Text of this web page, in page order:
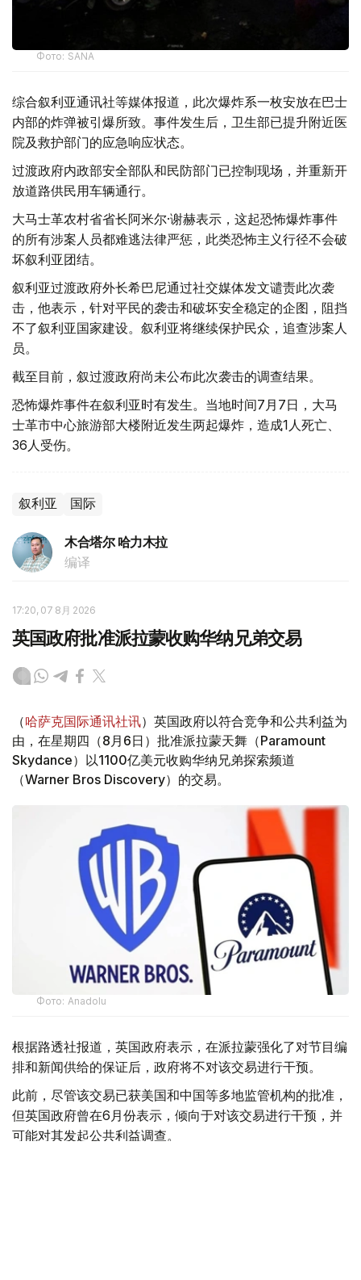
Фото: SANA
综合叙利亚通讯社等媒体报道，此次爆炸系一枚安放在巴士
内部的炸弹被引爆所致。事件发生后，卫生部已提升附近医
院及救护部门的应急响应状态。
过渡政府内政部安全部队和民防部门已控制现场，并重新开
放道路供民用车辆通行。
大马士革农村省省长阿米尔·谢赫表示，这起恐怖爆炸事件
的所有涉案人员都难逃法律严惩，此类恐怖主义行径不会破
坏叙利亚团结。
叙利亚过渡政府外长希巴尼通过社交媒体发文谴责此次袭
击，他表示，针对平民的袭击和破坏安全稳定的企图，阻挡
不了叙利亚国家建设。叙利亚将继续保护民众，追查涉案人
员。
截至目前，叙过渡政府尚未公布此次袭击的调查结果。
恐怖爆炸事件在叙利亚时有发生。当地时间7月7日，大马
士革市中心旅游部大楼附近发生两起爆炸，造成1人死亡、
36人受伤。
叙利亚 国际
木合塔尔 哈力木拉
编译
17:20, 07 8月 2026
英国政府批准派拉蒙收购华纳兄弟交易
（哈萨克国际通讯社讯）英国政府以符合竞争和公共利益为
由，在星期四（8月6日）批准派拉蒙天舞（Paramount
Skydance）以1100亿美元收购华纳兄弟探索频道
（Warner Bros Discovery）的交易。
Фото: Аnadolu
根据路透社报道，英国政府表示，在派拉蒙强化了对节目编
排和新闻供给的保证后，政府将不对该交易进行干预。
此前，尽管该交易已获美国和中国等多地监管机构的批准，
但英国政府曾在6月份表示，倾向于对该交易进行干预，并
可能对其发起公共利益调查。